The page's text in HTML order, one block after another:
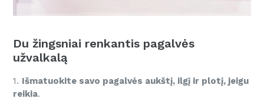
Du žingsniai renkantis pagalvės
užvalkalą
1. Išmatuokite savo pagalvės aukštį, ilgį ir plotį, jeigu
reikia.